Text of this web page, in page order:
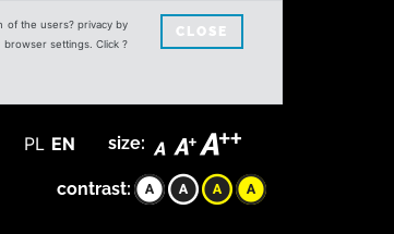
of the users? privacy by
settings. Click ?
CLOSE
PL EN size:
contrast: